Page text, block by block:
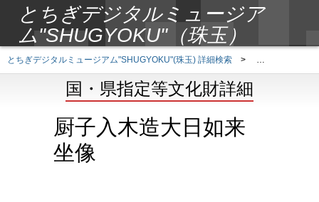
とちぎデジタルミュージア
ム"SHUGYOKU"（珠玉）
とちぎデジタルミュージアム"SHUGYOKU"(珠玉) 詳細検索 > 国・県指定等文
国・県指定等文化財詳細
厨子入木造大日如来
坐像